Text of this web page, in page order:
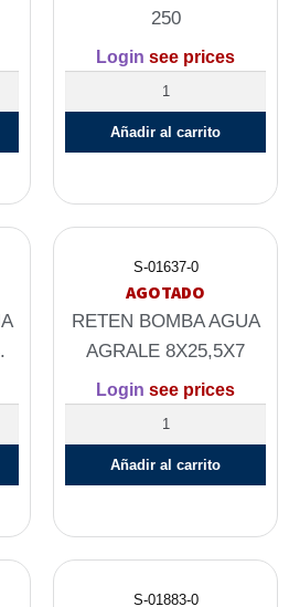
250
Login see prices
Añadir al carrito
S-01637-0
AGOTADO
RETEN BOMBA AGUA
AGRALE 8X25,5X7
Login see prices
Añadir al carrito
S-01883-0